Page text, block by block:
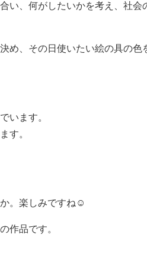
い、何がしたいかを考え、社
め、その日使いたい絵の具の色
います。
す。
。楽しみですね☺
作品です。